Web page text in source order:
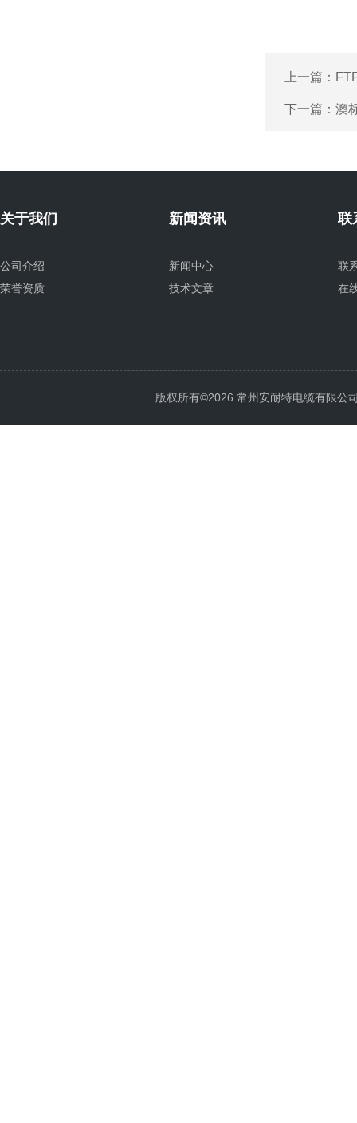
上一篇：
下一篇： 澳
关于我们
公司介绍
荣誉资质
新闻资讯
新闻中心
技术文章
联
联
在
版权所有©2026 常州安耐特电缆有限